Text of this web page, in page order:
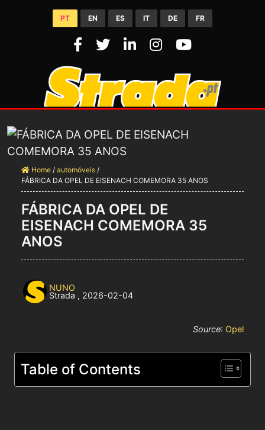
PT EN ES IT DE FR
Home / automóveis /
FÁBRICA DA OPEL DE EISENACH COMEMORA 35 ANOS
FÁBRICA DA OPEL DE
EISENACH COMEMORA 35
ANOS
NUNO
Strada , 2026-02-04
Source: Opel
Table of Contents